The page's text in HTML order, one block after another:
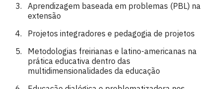
Aprendizagem baseada em problemas (PBL) na
extensão
Projetos integradores e pedagogia de projetos
Metodologias freirianas e latino-americanas na
prática educativa dentro das
multidimensionalidades da educação